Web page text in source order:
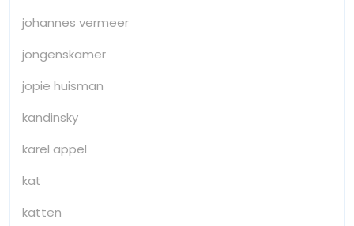
johannes vermeer
jongenskamer
jopie huisman
kandinsky
karel appel
kat
katten